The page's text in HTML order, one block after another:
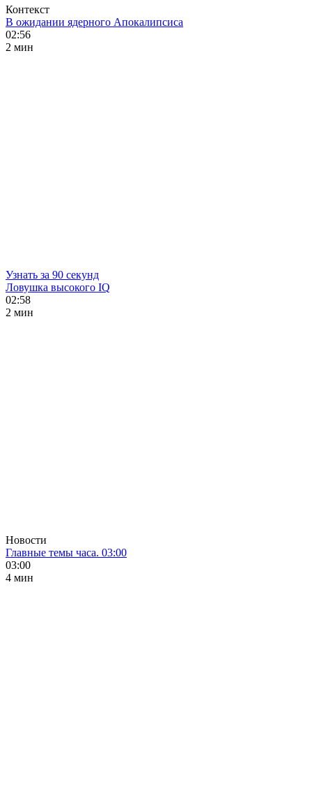
Контекст
В ожидании ядерного Апокалипсиса
02:56
2 мин
Узнать за 90 секунд
Ловушка высокого IQ
02:58
2 мин
Новости
Главные темы часа. 03:00
03:00
4 мин